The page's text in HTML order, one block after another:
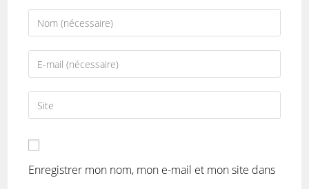
Enregistrer mon nom, mon e-mail et mon site dans